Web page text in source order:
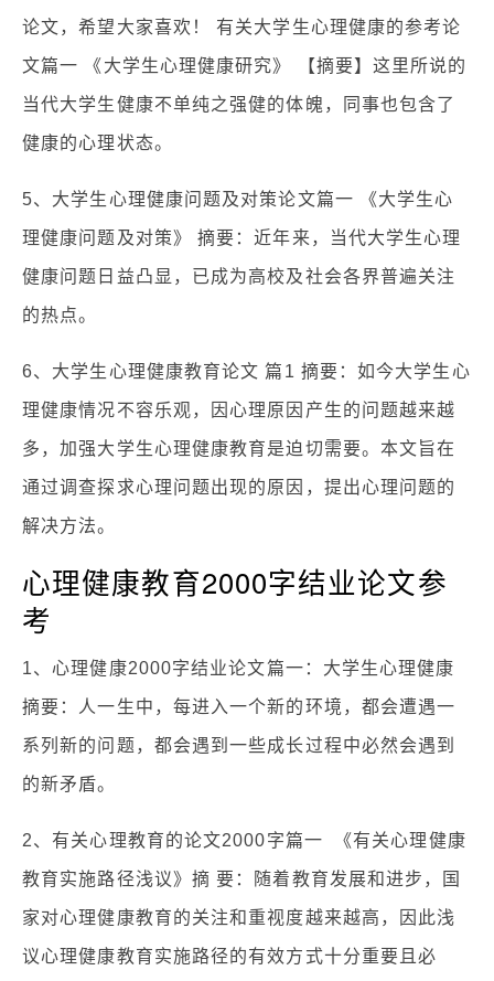
论文，希望大家喜欢！ 有关大学生心理健康的参考论
文篇一 《大学生心理健康研究》 【摘要】这里所说的
当代大学生健康不单纯之强健的体魄，同事也包含了
健康的心理状态。
5、大学生心理健康问题及对策论文篇一 《大学生心
理健康问题及对策》 摘要：近年来，当代大学生心理
健康问题日益凸显，已成为高校及社会各界普遍关注
的热点。
6、大学生心理健康教育论文 篇1 摘要：如今大学生心
理健康情况不容乐观，因心理原因产生的问题越来越
多，加强大学生心理健康教育是迫切需要。本文旨在
通过调查探求心理问题出现的原因，提出心理问题的
解决方法。
心理健康教育2000字结业论文参
考
1、心理健康2000字结业论文篇一：大学生心理健康
摘要：人一生中，每进入一个新的环境，都会遭遇一
系列新的问题，都会遇到一些成长过程中必然会遇到
的新矛盾。
2、有关心理教育的论文2000字篇一 《有关心理健康
教育实施路径浅议》摘 要：随着教育发展和进步，国
家对心理健康教育的关注和重视度越来越高，因此浅
议心理健康教育实施路径的有效方式十分重要且必